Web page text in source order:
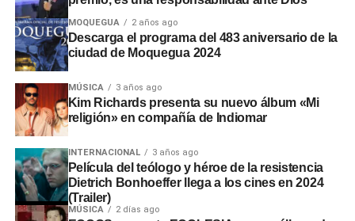
Consecuencias y
recomendaciones ante El Niño
Las situaciones adversas detectadas comprometen la
seguridad ante posibles inundaciones. Por ello, la
entidad fiscalizadora recomendó a las autoridades
locales y regionales adoptar medidas urgentes para
proteger viviendas, familias y zonas de cultivo.
MOQUEGUA 2 años ago
Descarga el programa del 483 aniversario de la
ciudad de Moquegua 2024
MÚSICA 3 años ago
Kim Richards presenta su nuevo álbum «Mi
religión» en compañía de Indiomar
INTERNACIONAL 3 años ago
Película del teólogo y héroe de la resistencia
Dietrich Bonhoeffer llega a los cines en 2024
(Trailer)
MÚSICA 2 días ago